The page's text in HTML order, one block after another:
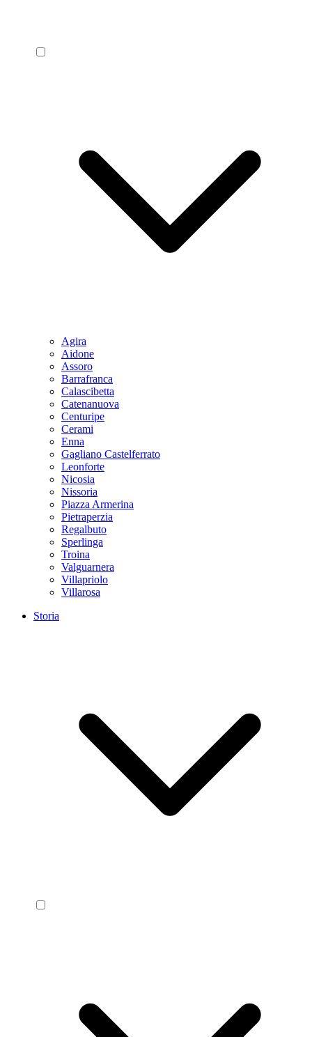
Agira
Aidone
Assoro
Barrafranca
Calascibetta
Catenanuova
Centuripe
Cerami
Enna
Gagliano Castelferrato
Leonforte
Nicosia
Nissoria
Piazza Armerina
Pietraperzia
Regalbuto
Sperlinga
Troina
Valguarnera
Villapriolo
Villarosa
Storia